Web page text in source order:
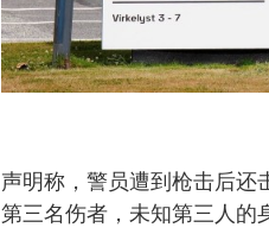
声明称，警员遭到枪击后还
第三名伤者，未知第三人的